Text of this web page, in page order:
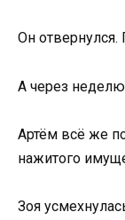
Он отвернулся.
А через
Артём всё же
нажитого
Зоя